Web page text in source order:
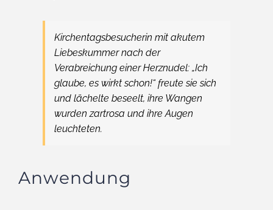
Kirchentagsbesucherin mit akutem
Liebeskummer nach der
Verabreichung einer Herznudel: „Ich
glaube, es wirkt schon!“ freute sie sich
und lächelte beseelt, ihre Wangen
wurden zartrosa und ihre Augen
leuchteten.
Anwendung